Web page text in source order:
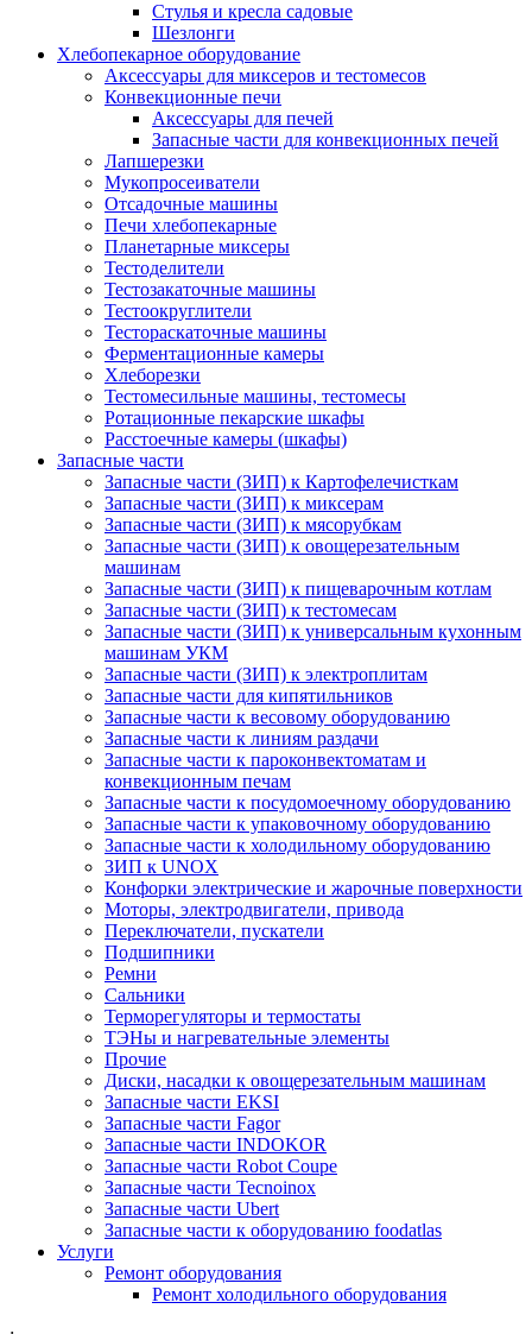
Стулья и кресла садовые
Шезлонги
Хлебопекарное оборудование
Аксессуары для миксеров и тестомесов
Конвекционные печи
Аксессуары для печей
Запасные части для конвекционных печей
Лапшерезки
Мукопросеиватели
Отсадочные машины
Печи хлебопекарные
Планетарные миксеры
Тестоделители
Тестозакаточные машины
Тестоокруглители
Тестораскаточные машины
Ферментационные камеры
Хлеборезки
Тестомесильные машины, тестомесы
Ротационные пекарские шкафы
Расстоечные камеры (шкафы)
Запасные части
Запасные части (ЗИП) к Картофелечисткам
Запасные части (ЗИП) к миксерам
Запасные части (ЗИП) к мясорубкам
Запасные части (ЗИП) к овощерезательным
машинам
Запасные части (ЗИП) к пищеварочным котлам
Запасные части (ЗИП) к тестомесам
Запасные части (ЗИП) к универсальным кухонным
машинам УКМ
Запасные части (ЗИП) к электроплитам
Запасные части для кипятильников
Запасные части к весовому оборудованию
Запасные части к линиям раздачи
Запасные части к пароконвектоматам и
конвекционным печам
Запасные части к посудомоечному оборудованию
Запасные части к упаковочному оборудованию
Запасные части к холодильному оборудованию
ЗИП к UNOX
Конфорки электрические и жарочные поверхности
Моторы, электродвигатели, привода
Переключатели, пускатели
Подшипники
Ремни
Сальники
Терморегуляторы и термостаты
ТЭНы и нагревательные элементы
Прочие
Диски, насадки к овощерезательным машинам
Запасные части EKSI
Запасные части Fagor
Запасные части INDOKOR
Запасные части Robot Coupe
Запасные части Tecnoinox
Запасные части Ubert
Запасные части к оборудованию foodatlas
Услуги
Ремонт оборудования
Ремонт холодильного оборудования